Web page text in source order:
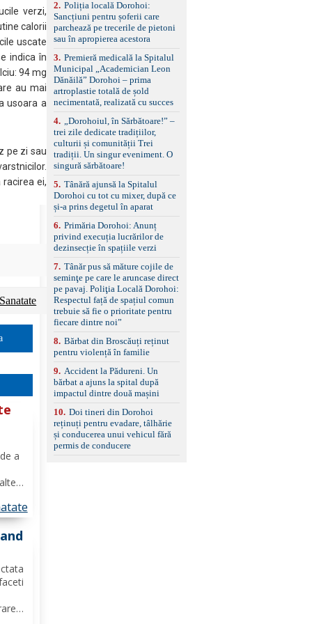
verzi,
calorii
uscate
indica în
94 mg
au mai
usoara a
pe zi sau
ei,
Sanatate
a
reglaj lombar electric
pentru șofer și pasager
Volan multifuncțional
îmbrăcat în piele, cu
treptelor Adaptive cruise
control, asistent
schimbare bandă și
menținere bandă Faruri
bi-xenon adaptive cu
funcție Cornering,
asistent fază lungă
automată , lumini de zi
LED, proiectoare ceață
LED, spălătoare faruri
față/spate, cameră
marșarier Keyless entry
& start, geamuri electrice
electrice, încălzite și
rabatabile Sistem hands-
free, Bluetooth, USB
Sistem start/stop, frână
de parcare electrică,
anvelope vară runflat
Control presiune pneuri,
filtru de particule,
standard Euro 6 Trapă
spate fumurii Carlig de
remorcare Bonus: -
pe mașină. -Ofer și un
set de covorașe din
cauciuc/pvc. -Se vinde
împreună cu un set de
anvelope de iarnă.
2. Poliția locală Dorohoi:
Sancțiuni pentru șoferii care
parchează pe trecerile de pietoni
sau în apropierea acestora
3. Premieră medicală la Spitalul
Municipal „Academician Leon
Dănăilă” Dorohoi – prima
artroplastie totală de șold
necimentată, realizată cu succes
4.
„Dorohoiul, în Sărbătoare!” –
trei zile dedicate tradițiilor,
culturii și comunității Trei
tradiții. Un singur eveniment. O
singură sărbătoare!
5. Tânără ajunsă la Spitalul
Dorohoi cu tot cu mixer, după ce
și-a prins degetul în aparat
6. Primăria Dorohoi: Anunț
privind execuția lucrărilor de
dezinsecție în spațiile verzi
7. Tânăr pus să măture cojile de
seminţe pe care le aruncase direct
pe pavaj. Poliţia Locală Dorohoi:
Respectul față de spațiul comun
trebuie să fie o prioritate pentru
fiecare dintre noi”
8. Bărbat din Broscăuți reținut
pentru violență în familie
9. Accident la Pădureni. Un
bărbat a ajuns la spital după
impactul dintre două mașini
10. Doi tineri din Dorohoi
reținuți pentru evadare, tâlhărie
și conducerea unui vehicul fără
permis de conducere